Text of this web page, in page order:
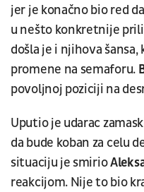
jer je konačno bio red
u nešto konkretnije
došla je i njihova
promene na semaforu.
povoljnoj poziciji na
Uputio je udarac
da bude koban za celu
situaciju je smirio
reakcijom. Nije to bio